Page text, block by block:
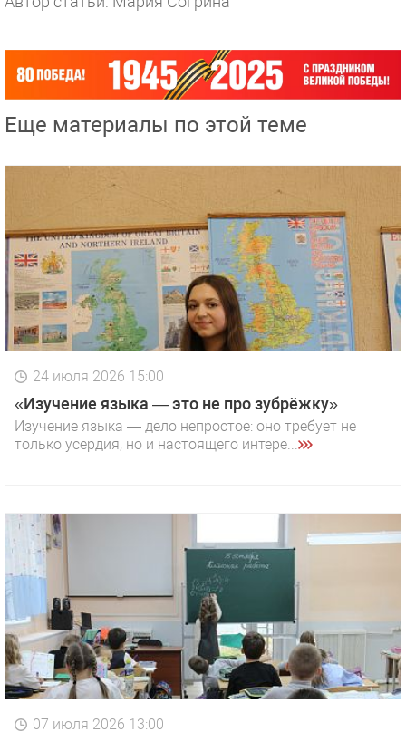
Еще материалы по этой теме
24 июля 2026 15:00
«Изучение языка — это не про зубрёжку»
Изучение языка — дело непростое: оно требует не
только усердия, но и настоящего интере...
07 июля 2026 13:00